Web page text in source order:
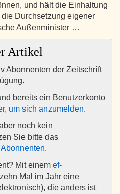
und hält die Einhaltung
Durchsetzung eigener
Außenminister …
Artikel
Abonnenten der Zeitschrift
bereits ein Benutzerkonto
um sich anzumelden.
noch kein
Sie bitte das
.
Mit einem ef-
Mal im Jahr eine
die anders ist